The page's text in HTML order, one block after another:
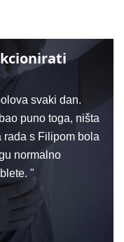
svaki dan.
puno toga, ništa
rada s Filipom bola
normalno
"